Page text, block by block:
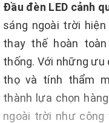
Đầu đèn LED cảnh
sáng ngoài trời
thay thế hoàn
thống. Với những
thọ và tính thẩm
thành lựa chọn
ngoài trời như công